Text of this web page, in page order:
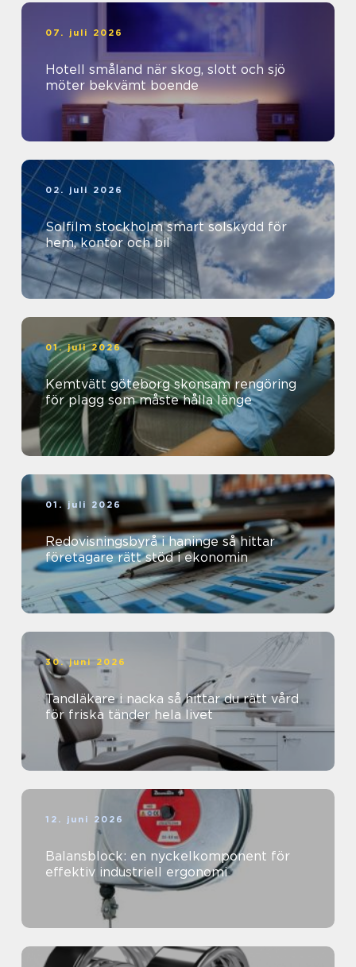
07. juli 2026
Hotell småland när skog, slott och sjö
möter bekvämt boende
02. juli 2026
Solfilm stockholm smart solskydd för
hem, kontor och bil
01. juli 2026
Kemtvätt göteborg skonsam rengöring
för plagg som måste hålla länge
01. juli 2026
Redovisningsbyrå i haninge så hittar
företagare rätt stöd i ekonomin
30. juni 2026
Tandläkare i nacka så hittar du rätt vård
för friska tänder hela livet
12. juni 2026
Balansblock: en nyckelkomponent för
effektiv industriell ergonomi